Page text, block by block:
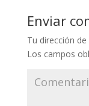
Enviar
Tu dirección
Los campos